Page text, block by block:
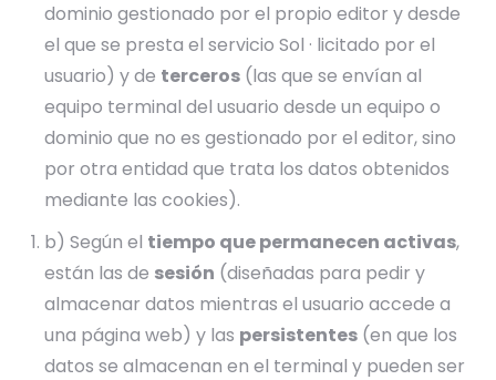
dominio gestionado por el propio editor y desde
el que se presta el servicio Sol · licitado por el
usuario) y de terceros (las que se envían al
equipo terminal del usuario desde un equipo o
dominio que no es gestionado por el editor, sino
por otra entidad que trata los datos obtenidos
mediante las cookies).
b) Según el tiempo que permanecen activas,
están las de sesión (diseñadas para pedir y
almacenar datos mientras el usuario accede a
una página web) y las persistentes (en que los
datos se almacenan en el terminal y pueden ser